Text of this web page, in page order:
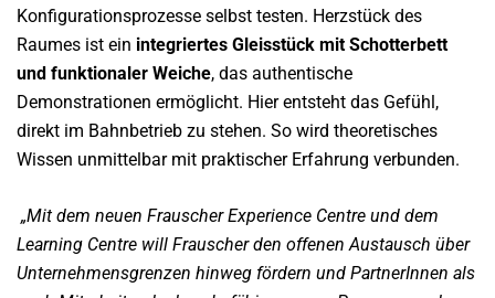
Konfigurationsprozesse selbst testen. Herzstück des
Raumes ist ein integriertes Gleisstück mit Schotterbett
und funktionaler Weiche, das authentische
Demonstrationen ermöglicht. Hier entsteht das Gefühl,
direkt im Bahnbetrieb zu stehen. So wird theoretisches
Wissen unmittelbar mit praktischer Erfahrung verbunden.
„Mit dem neuen Frauscher Experience Centre und dem
Learning Centre will Frauscher den offenen Austausch über
Unternehmensgrenzen hinweg fördern und PartnerInnen als